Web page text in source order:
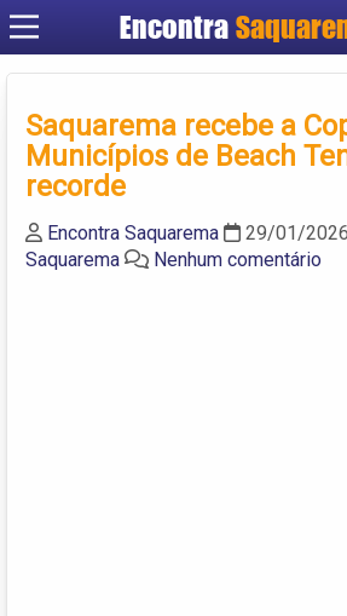
Encontra
Cadastrar
Criar conta
Saquarema recebe a
Municípios de Beach
recorde
Encontra Saquarema 29/01/2026
Saquarema
Nenhum comentário